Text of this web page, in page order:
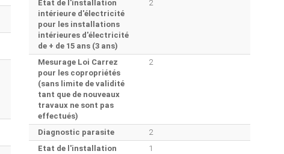
Etat de l'installation
intérieure d'électricité
pour les installations
intérieures d'électricité
de + de 15 ans (3 ans)
2
Mesurage Loi Carrez
pour les copropriétés
(sans limite de validité
tant que de nouveaux
travaux ne sont pas
effectués)
2
Diagnostic parasite
2
Etat de l'installation
1